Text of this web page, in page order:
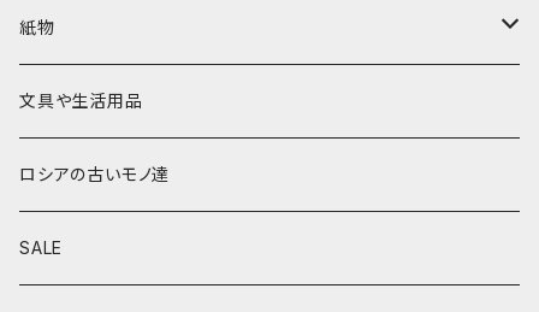
ヴィクトル・ニキーチン
その他
小物入れ・ボトルケース
置物
カラクリおもちゃ
キーホルダー他
グジェリ
切り売り布・リボン
その他
現代物
ソビエト時代モノ等
紙物
本類
お祝い封筒
カード類
文具や生活用品
ロシアの古いモノ達
SALE